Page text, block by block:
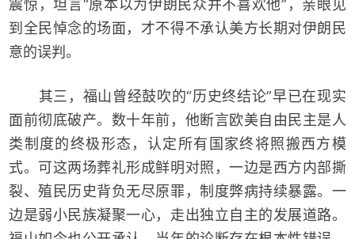
震惊，坦言“原本以为伊朗民众并不喜欢他”，亲眼见
到全民悼念的场面，才不得不承认美方长期对伊朗民
意的误判。
其三，福山曾经鼓吹的“历史终结论”早已在现实
面前彻底破产。数十年前，他断言欧美自由民主是人
类制度的终极形态，认定所有国家终将照搬西方模
式。可这两场葬礼形成鲜明对照，一边是西方内部撕
裂、殖民历史背负无尽原罪，制度弊病持续暴露。一
边是弱小民族凝聚一心，走出独立自主的发展道路。